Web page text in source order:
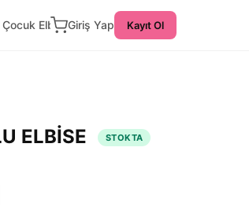
Çocuk ElbiseGiriş Yap Kayıt Ol
ELBİSE STOKTA